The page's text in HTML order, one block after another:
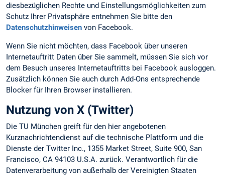
diesbezüglichen Rechte und Einstellungsmöglichkeiten zum
Schutz Ihrer Privatsphäre entnehmen Sie bitte den
Datenschutzhinweisen von Facebook.
Wenn Sie nicht möchten, dass Facebook über unseren
Internetauftritt Daten über Sie sammelt, müssen Sie sich vor
dem Besuch unseres Internetauftritts bei Facebook ausloggen.
Zusätzlich können Sie auch durch Add-Ons entsprechende
Blocker für Ihren Browser installieren.
Nutzung von X (Twitter)
Die TU München greift für den hier angebotenen
Kurznachrichtendienst auf die technische Plattform und die
Dienste der Twitter Inc., 1355 Market Street, Suite 900, San
Francisco, CA 94103 U.S.A. zurück. Verantwortlich für die
Datenverarbeitung von außerhalb der Vereinigten Staaten